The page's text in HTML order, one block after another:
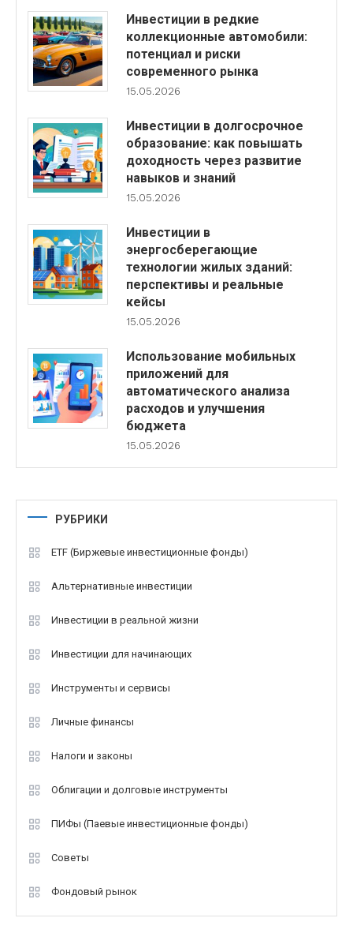
Инвестиции в редкие
коллекционные автомобили:
потенциал и риски
современного рынка
15.05.2026
Инвестиции в долгосрочное
образование: как повышать
доходность через развитие
навыков и знаний
15.05.2026
Инвестиции в
энергосберегающие
технологии жилых зданий:
перспективы и реальные
кейсы
15.05.2026
Использование мобильных
приложений для
автоматического анализа
расходов и улучшения
бюджета
15.05.2026
РУБРИКИ
ETF (Биржевые инвестиционные фонды)
Альтернативные инвестиции
Инвестиции в реальной жизни
Инвестиции для начинающих
Инструменты и сервисы
Личные финансы
Налоги и законы
Облигации и долговые инструменты
ПИФы (Паевые инвестиционные фонды)
Советы
Фондовый рынок